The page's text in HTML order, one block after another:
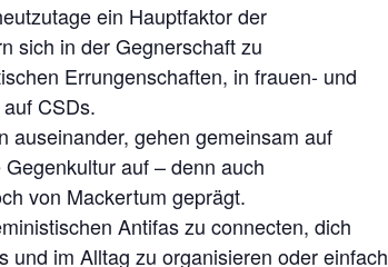
ein Hauptfaktor der
sich in der Gegnerschaft zu
Errungenschaften, in frauen- und
CSDs.
auseinander, gehen gemeinsam auf
auf – denn auch
von Mackertum geprägt.
Antifas zu connecten, dich
im Alltag zu organisieren oder einfach